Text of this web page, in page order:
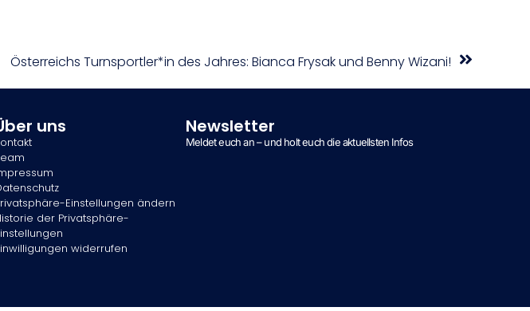
Österreichs Turnsportler*in des Jahres: Bianca Frysak und Benny Wizani!
uns
Einstellungen ändern
der Privatsphäre-
widerrufen
Newsletter
Meldet euch an – und holt euch die aktuellsten Infos